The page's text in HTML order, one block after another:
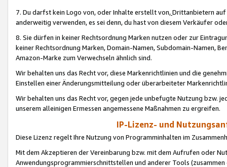
7. Du darfst kein Logo von, oder Inhalte erstellt von,Drittanbietern auf
anderweitig verwenden, es sei denn, du hast von diesem Verkäufer
8. Sie dürfen in keiner Rechtsordnung Marken nutzen oder zur
keiner Rechtsordnung Marken, Domain-Namen, Subdomain-Namen,
Amazon-Marke zum Verwechseln ähnlich sind.
Wir behalten uns das Recht vor, diese Markenrichtlinien und die
Einstellen einer Änderungsmitteilung oder überarbeiteter
Wir behalten uns das Recht vor, gegen jede unbefugte Nutzung bzw.
unserem alleinigen Ermessen angemessene Maßnahmen zu ergreifen.
IP-Lizenz- und
Diese Lizenz regelt Ihre Nutzung von Programminhalten im
Mit dem Akzeptieren der Vereinbarung bzw. mit dem Aufrufen oder
Anwendungsprogrammierschnittstellen und anderer Tools (zusammen